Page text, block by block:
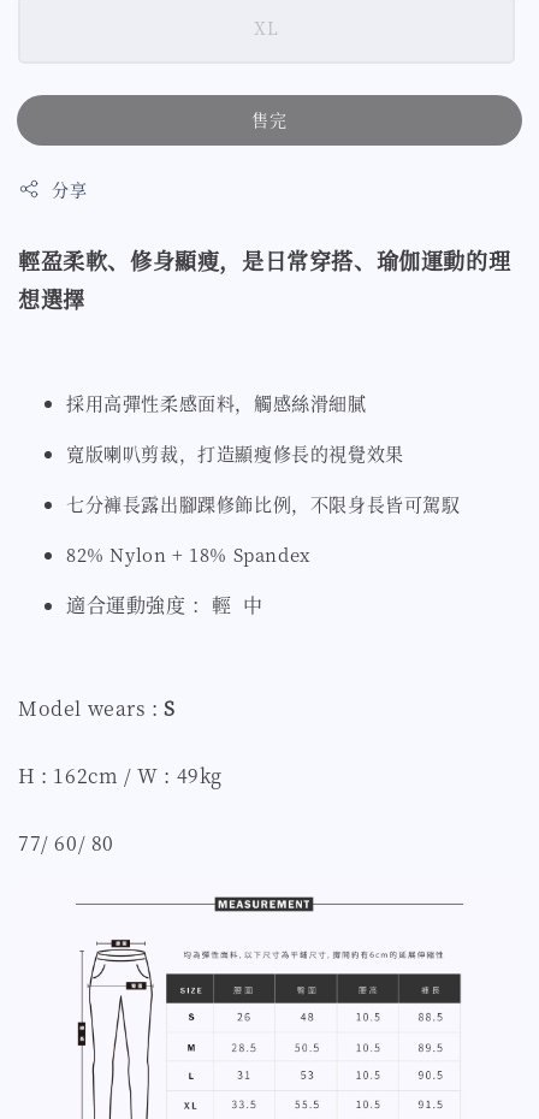
XL
售完
分享
輕盈柔軟、修身顯瘦，是日常穿搭、瑜伽運動的理
想選擇
採用高彈性柔感面料，觸感絲滑細膩
寬版喇叭剪裁，打造顯瘦修長的視覺效果
七分褲長露出腳踝修飾比例，不限身長皆可駕馭
82% Nylon + 18% Spandex
適合運動強度 ：輕 中
Model wears :S
H : 162cm / W : 49kg
77/ 60/ 80